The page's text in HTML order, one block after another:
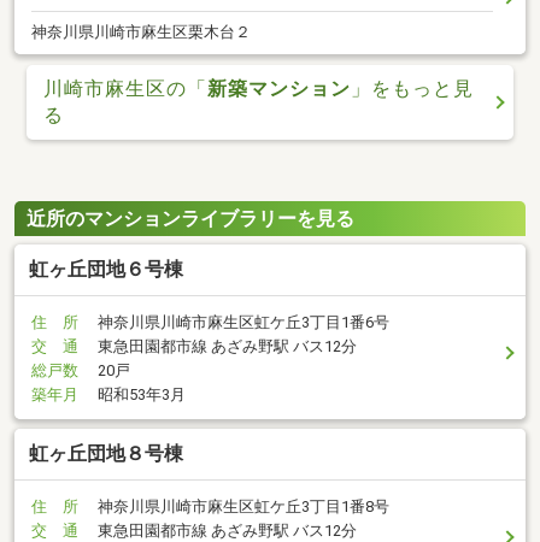
神奈川県川崎市麻生区栗木台２
川崎市麻生区の「新築マンション 」をもっと見
る
近所のマンションライブラリーを見る
虹ヶ丘団地６号棟
住 所
神奈川県川崎市麻生区虹ケ丘3丁目1番6号
交 通
東急田園都市線 あざみ野駅 バス12分
総戸数
20戸
築年月
昭和53年3月
虹ヶ丘団地８号棟
住 所
神奈川県川崎市麻生区虹ケ丘3丁目1番8号
交 通
東急田園都市線 あざみ野駅 バス12分